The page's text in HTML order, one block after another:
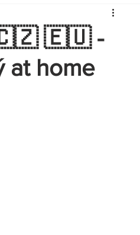
🇨🇿 🇪🇺 -
at home